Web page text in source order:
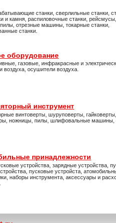
станки, сверлильные станки,
и камня, распиловочные станки, рейсмусы,
отрезные машины, токарные станки,
станки.
оборудование
газовые, инфракрасные и
воздуха, осушители воздуха.
инструмент
винтоверты, шуруповерты, гайковерты,
ножницы, пилы, шлифовальные машины,
принадлежности
устройства, зарядные устройства,
пусковые устройста,
наборы инструмента, аксессуары и